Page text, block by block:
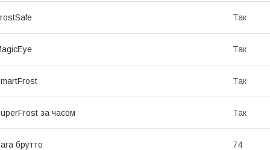
Так
Так
Так
за часом Так
брутто 74